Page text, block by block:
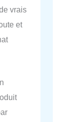
vrais
et